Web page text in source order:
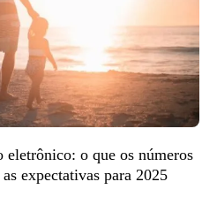
eletrônico: o que os números
expectativas para 2025